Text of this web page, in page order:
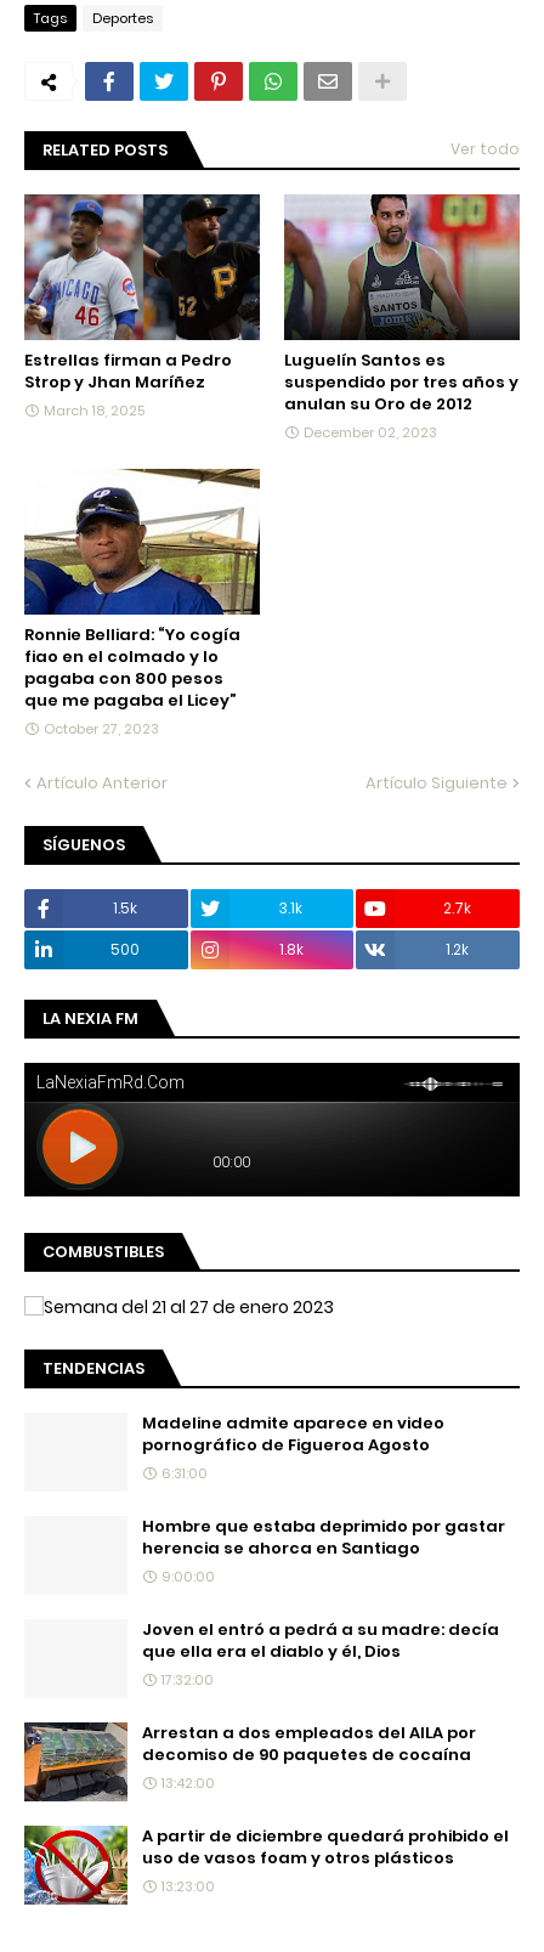
Tags Deportes
RELATED POSTS Ver todo
Estrellas firman a Pedro
Strop y Jhan Maríñez
March 18, 2025
Luguelín Santos es
suspendido por tres años y
anulan su Oro de 2012
December 02, 2023
Ronnie Belliard: “Yo cogía
fiao en el colmado y lo
pagaba con 800 pesos
que me pagaba el Licey”
October 27, 2023
Artículo Anterior Artículo Siguiente
SÍGUENOS
1.5k 3.1k
2.7k
500
1.8k 1.2k
LA NEXIA FM
COMBUSTIBLES
TENDENCIAS
Madeline admite aparece en video
pornográfico de Figueroa Agosto
6:31:00
Hombre que estaba deprimido por gastar
herencia se ahorca en Santiago
9:00:00
Joven el entró a pedrá a su madre: decía
que ella era el diablo y él, Dios
17:32:00
Arrestan a dos empleados del AILA por
decomiso de 90 paquetes de cocaína
13:42:00
A partir de diciembre quedará prohibido el
uso de vasos foam y otros plásticos
13:23:00